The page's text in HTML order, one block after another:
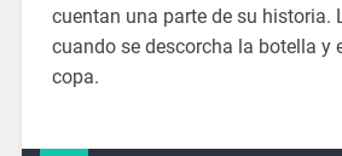
cuentan una parte de su historia.
cuando se descorcha la botella y
copa.